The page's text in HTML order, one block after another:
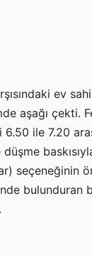
ev
aşağı çekti.
ile 7.20
seçeneğinin
bulunduran